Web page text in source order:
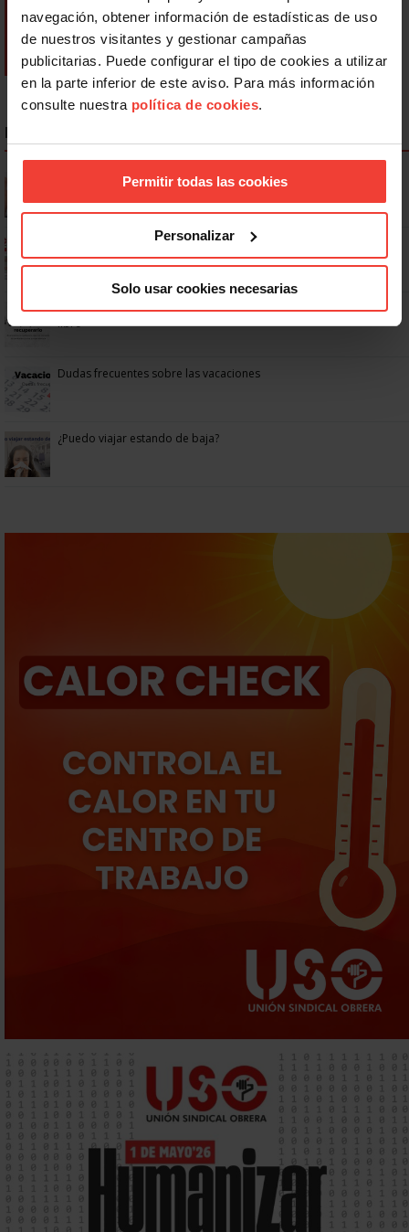
navegación, obtener información de estadísticas de uso
de nuestros visitantes y gestionar campañas
publicitarias. Puede configurar el tipo de cookies a utilizar
en la parte inferior de este aviso. Para más información
consulte nuestra política de cookies.
Permitir todas las cookies
Personalizar
Solo usar cookies necesarias
NOTICIAS MÁS LEÍDAS
Se actualizan las patologías para acceder a la jubilación
Ya os podéis descargar la app de USO
No: si un festivo cae en sábado, no tienen por qué darte un día
libre
Dudas frecuentes sobre las vacaciones
¿Puedo viajar estando de baja?